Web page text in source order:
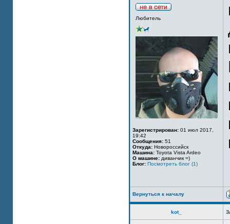
Любитель
Зарегистрирован: 01 июл 2017,
19:42
Сообщения: 51
Откуда: Новороссийск
Машина: Toyota Vista Ardeo
О машине: диванчик =)
Блог: Посмотреть блог (1)
Вернуться к началу
kot_